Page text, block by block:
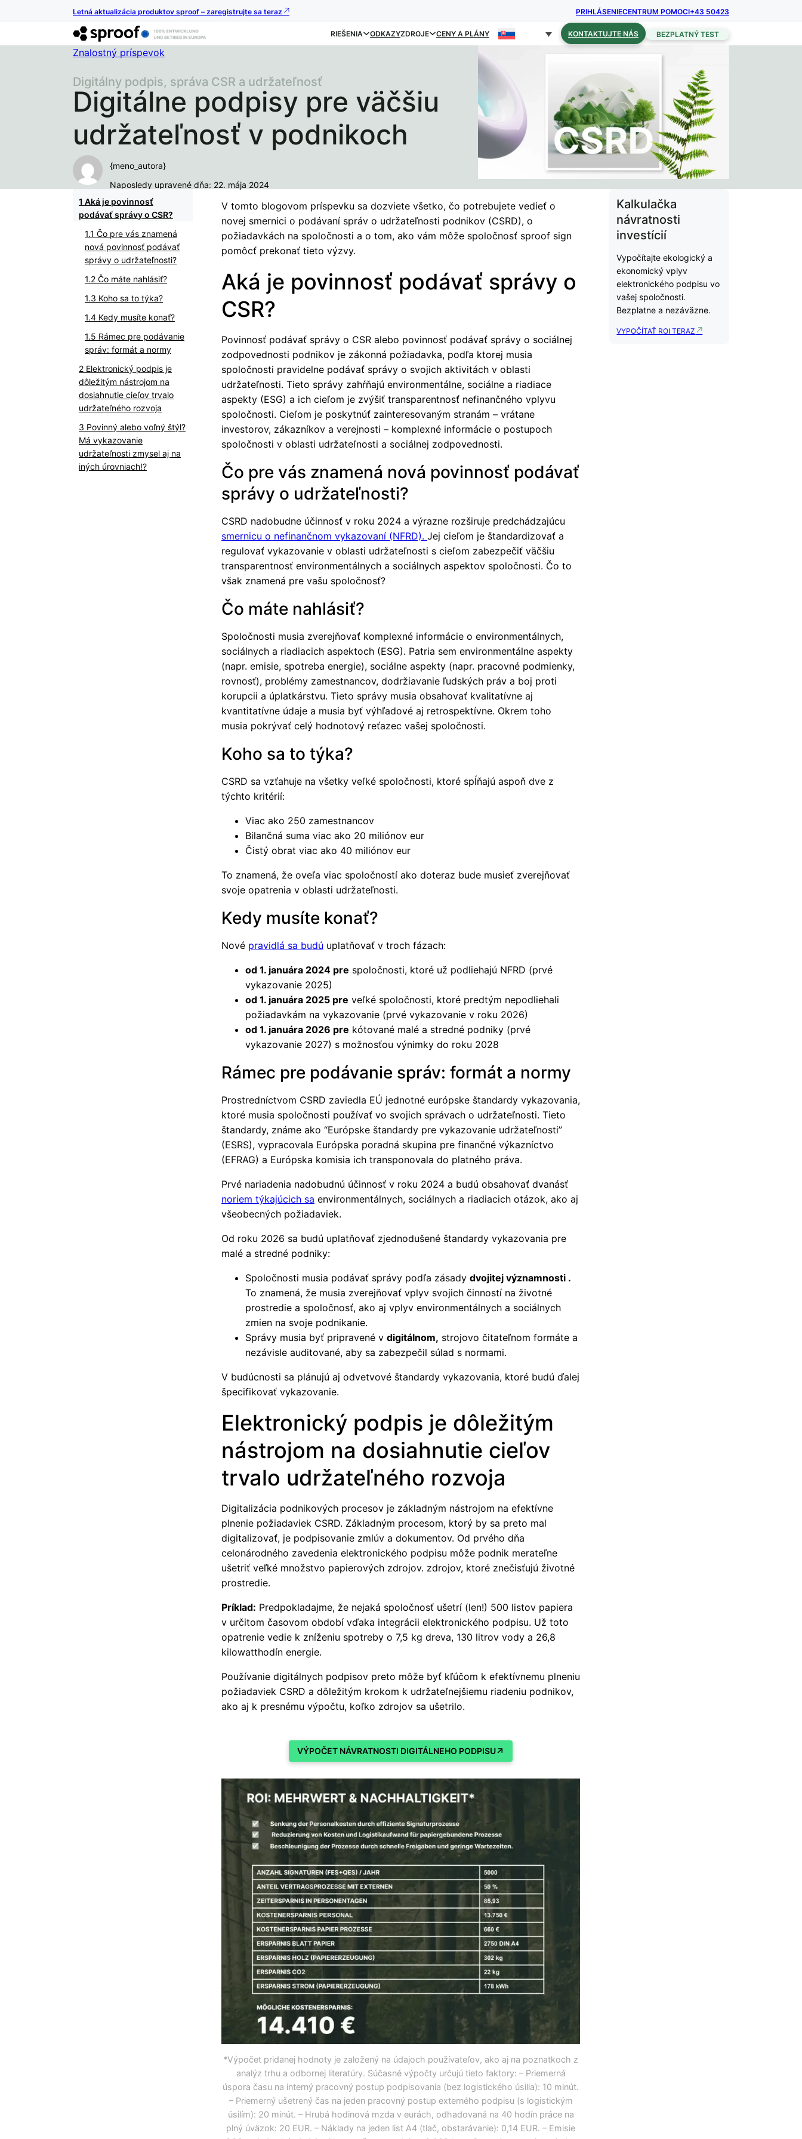
Letná aktualizácia produktov sproof – zaregistrujte sa teraz PRIHLÁSENIECENTRUM POMOCI+43 50423
RIEŠENIA ODKAZYZDROJE CENY A PLÁNY KONTAKTUJTE NÁS BEZPLATNÝ TEST
Znalostný príspevok
Digitálne podpisy pre väčšiu
udržateľnosť v podnikoch
Digitálny podpis, správa CSR a udržateľnosť
{meno_autora}
Naposledy upravené dňa: 22. mája 2024
Aká je povinnosť
podávať správy o CSR?
Čo pre vás znamená
nová povinnosť podávať
správy o udržateľnosti?
Čo máte nahlásiť?
Koho sa to týka?
Kedy musíte konať?
Rámec pre podávanie
správ: formát a normy
Elektronický podpis je
dôležitým nástrojom na
dosiahnutie cieľov trvalo
udržateľného rozvoja
Povinný alebo voľný štýl?
Má vykazovanie
udržateľnosti zmysel aj na
iných úrovniach!?
V tomto blogovom príspevku sa dozviete všetko, čo potrebujete vedieť o
novej smernici o podávaní správ o udržateľnosti podnikov (CSRD), o
požiadavkách na spoločnosti a o tom, ako vám môže spoločnosť sproof sign
pomôcť prekonať tieto výzvy.
Aká je povinnosť podávať správy o
CSR?
Povinnosť podávať správy o CSR alebo povinnosť podávať správy o sociálnej
zodpovednosti podnikov je zákonná požiadavka, podľa ktorej musia
spoločnosti pravidelne podávať správy o svojich aktivitách v oblasti
udržateľnosti. Tieto správy zahŕňajú environmentálne, sociálne a riadiace
aspekty (ESG) a ich cieľom je zvýšiť transparentnosť nefinančného vplyvu
spoločnosti. Cieľom je poskytnúť zainteresovaným stranám – vrátane
investorov, zákazníkov a verejnosti – komplexné informácie o postupoch
spoločnosti v oblasti udržateľnosti a sociálnej zodpovednosti.
Čo pre vás znamená nová povinnosť podávať
správy o udržateľnosti?
CSRD nadobudne účinnosť v roku 2024 a výrazne rozširuje predchádzajúcu
smernicu o nefinančnom vykazovaní (NFRD).Jej cieľom je štandardizovať a
regulovať vykazovanie v oblasti udržateľnosti s cieľom zabezpečiť väčšiu
transparentnosť environmentálnych a sociálnych aspektov spoločnosti. Čo to
však znamená pre vašu spoločnosť?
Čo máte nahlásiť?
Spoločnosti musia zverejňovať komplexné informácie o environmentálnych,
sociálnych a riadiacich aspektoch (ESG). Patria sem environmentálne aspekty
(napr. emisie, spotreba energie), sociálne aspekty (napr. pracovné podmienky,
rovnosť), problémy zamestnancov, dodržiavanie ľudských práv a boj proti
korupcii a úplatkárstvu. Tieto správy musia obsahovať kvalitatívne aj
kvantitatívne údaje a musia byť výhľadové aj retrospektívne. Okrem toho
musia pokrývať celý hodnotový reťazec vašej spoločnosti.
Koho sa to týka?
CSRD sa vzťahuje na všetky veľké spoločnosti, ktoré spĺňajú aspoň dve z
týchto kritérií:
Viac ako 250 zamestnancov
Bilančná suma viac ako 20 miliónov eur
Čistý obrat viac ako 40 miliónov eur
To znamená, že oveľa viac spoločností ako doteraz bude musieť zverejňovať
svoje opatrenia v oblasti udržateľnosti.
Kedy musíte konať?
Nové pravidlá sa budú uplatňovať v troch fázach:
od 1. januára 2024 pre spoločnosti, ktoré už podliehajú NFRD (prvé
vykazovanie 2025)
od 1. januára 2025 pre veľké spoločnosti, ktoré predtým nepodliehali
požiadavkám na vykazovanie (prvé vykazovanie v roku 2026)
od 1. januára 2026 pre kótované malé a stredné podniky (prvé
vykazovanie 2027) s možnosťou výnimky do roku 2028
Rámec pre podávanie správ: formát a normy
Prostredníctvom CSRD zaviedla EÚ jednotné európske štandardy vykazovania,
ktoré musia spoločnosti používať vo svojich správach o udržateľnosti. Tieto
štandardy, známe ako “Európske štandardy pre vykazovanie udržateľnosti”
(ESRS), vypracovala Európska poradná skupina pre finančné výkazníctvo
(EFRAG) a Európska komisia ich transponovala do platného práva.
Prvé nariadenia nadobudnú účinnosť v roku 2024 a budú obsahovať dvanásť
noriem týkajúcich sa environmentálnych, sociálnych a riadiacich otázok, ako aj
všeobecných požiadaviek.
Od roku 2026 sa budú uplatňovať zjednodušené štandardy vykazovania pre
malé a stredné podniky:
Spoločnosti musia podávať správy podľa zásadydvojitej významnosti .
To znamená, že musia zverejňovať vplyv svojich činností na životné
prostredie a spoločnosť, ako aj vplyv environmentálnych a sociálnych
zmien na svoje podnikanie.
Správy musia byť pripravené vdigitálnom, strojovo čitateľnom formáte a
nezávisle auditované, aby sa zabezpečil súlad s normami.
V budúcnosti sa plánujú aj odvetvové štandardy vykazovania, ktoré budú ďalej
špecifikovať vykazovanie.
Elektronický podpis je dôležitým
nástrojom na dosiahnutie cieľov
trvalo udržateľného rozvoja
Digitalizácia podnikových procesov je základným nástrojom na efektívne
plnenie požiadaviek CSRD. Základným procesom, ktorý by sa preto mal
digitalizovať, je podpisovanie zmlúv a dokumentov. Od prvého dňa
celonárodného zavedenia elektronického podpisu môže podnik merateľne
ušetriť veľké množstvo papierových zdrojov. zdrojov, ktoré znečisťujú životné
prostredie.
Príklad: Predpokladajme, že nejaká spoločnosť ušetrí (len!) 500 listov papiera
v určitom časovom období vďaka integrácii elektronického podpisu. Už toto
opatrenie vedie k zníženiu spotreby o 7,5 kg dreva, 130 litrov vody a 26,8
kilowatthodín energie.
Používanie digitálnych podpisov preto môže byť kľúčom k efektívnemu plneniu
požiadaviek CSRD a dôležitým krokom k udržateľnejšiemu riadeniu podnikov,
ako aj k presnému výpočtu, koľko zdrojov sa ušetrilo.
VÝPOČET NÁVRATNOSTI DIGITÁLNEHO PODPISU
*Výpočet pridanej hodnoty je založený na údajoch používateľov, ako aj na poznatkoch z
analýz trhu a odbornej literatúry. Súčasné výpočty určujú tieto faktory: – Priemerná
úspora času na interný pracovný postup podpisovania (bez logistického úsilia): 10 minút.
– Priemerný ušetrený čas na jeden pracovný postup externého podpisu (s logistickým
úsilím): 20 minút. – Hrubá hodinová mzda v eurách, odhadovaná na 40 hodín práce na
plný úväzok: 20 EUR. – Náklady na jeden list A4 (tlač, obstarávanie): 0,14 EUR. – Emisie
Kalkulačka
návratnosti
investícií
Vypočítajte ekologický a
ekonomický vplyv
elektronického podpisu vo
vašej spoločnosti.
Bezplatne a nezáväzne.
VYPOČÍTAŤ ROI TERAZ